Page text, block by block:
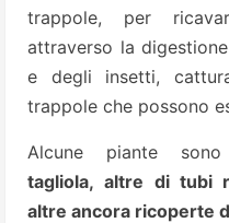
trappole, per
attraverso la
e degli insetti,
trappole che possono
Alcune piante
tagliola, altre di tubi
altre ancora ricoperte